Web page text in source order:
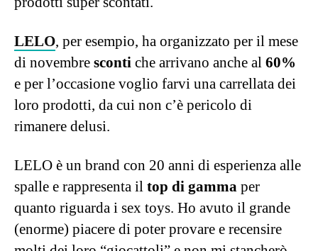
rimanere delusi.
LELO è un brand con 20 anni di esperienza alle
spalle e rappresenta iltop di gammaper
quanto riguarda i sex toys. Ho avuto il grande
(enorme) piacere di poter provare e recensire
molti dei loro “giocattoli” e non mi stancherò
mai di dire quanto, oltre a essere molto
funzionali, siano anche oggetti di design
incredibilmente raffinati, che potreste lasciare in
bella vista in salotto, senza destare alcun
sospetto.